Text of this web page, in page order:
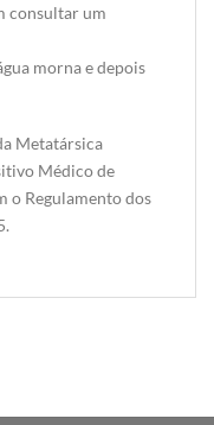
consultar um
morna e depois
Metatársica
Médico de
o Regulamento dos